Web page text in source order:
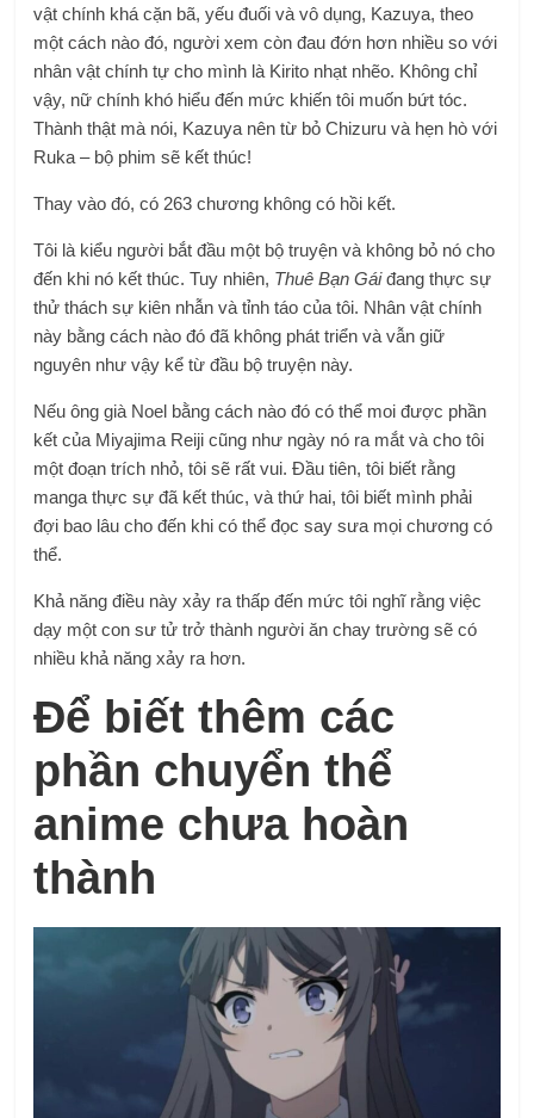
vật chính khá cặn bã, yếu đuối và vô dụng, Kazuya, theo
một cách nào đó, người xem còn đau đớn hơn nhiều so với
nhân vật chính tự cho mình là Kirito nhạt nhẽo. Không chỉ
vậy, nữ chính khó hiểu đến mức khiến tôi muốn bứt tóc.
Thành thật mà nói, Kazuya nên từ bỏ Chizuru và hẹn hò với
Ruka – bộ phim sẽ kết thúc!
Thay vào đó, có 263 chương không có hồi kết.
Tôi là kiểu người bắt đầu một bộ truyện và không bỏ nó cho
đến khi nó kết thúc. Tuy nhiên, Thuê Bạn Gáiđang thực sự
thử thách sự kiên nhẫn và tỉnh táo của tôi. Nhân vật chính
này bằng cách nào đó đã không phát triển và vẫn giữ
nguyên như vậy kể từ đầu bộ truyện này.
Nếu ông già Noel bằng cách nào đó có thể moi được phần
kết của Miyajima Reiji cũng như ngày nó ra mắt và cho tôi
một đoạn trích nhỏ, tôi sẽ rất vui. Đầu tiên, tôi biết rằng
manga thực sự đã kết thúc, và thứ hai, tôi biết mình phải
đợi bao lâu cho đến khi có thể đọc say sưa mọi chương có
thể.
Khả năng điều này xảy ra thấp đến mức tôi nghĩ rằng việc
dạy một con sư tử trở thành người ăn chay trường sẽ có
nhiều khả năng xảy ra hơn.
Để biết thêm các
phần chuyển thể
anime chưa hoàn
thành